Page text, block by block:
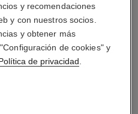
y recomendaciones
y con nuestros socios.
y obtener más
de cookies" y
de privacidad